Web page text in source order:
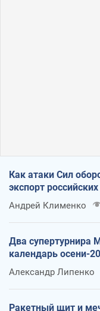
Как атаки Сил
экспорт
Андрей Клименко
Два супертурнира
календарь осени-
Александр Липенко
Ракетный щит и